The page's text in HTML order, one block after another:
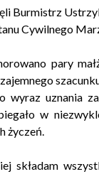
Burmistrz
Cywilnego
pary
uznania
w
życzeń.
składam